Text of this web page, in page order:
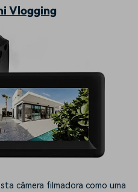
Vlogging
câmera filmadora como uma